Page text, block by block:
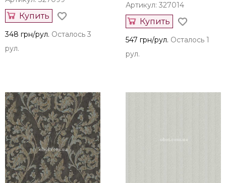
Купить
348 грн/рул. Осталось 3
рул.
Артикул: 327014
Купить
547 грн/рул. Осталось 1
рул.